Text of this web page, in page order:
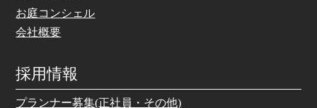
お庭コンシェル
会社概要
採用情報
プランナー募集(正社員・その他)